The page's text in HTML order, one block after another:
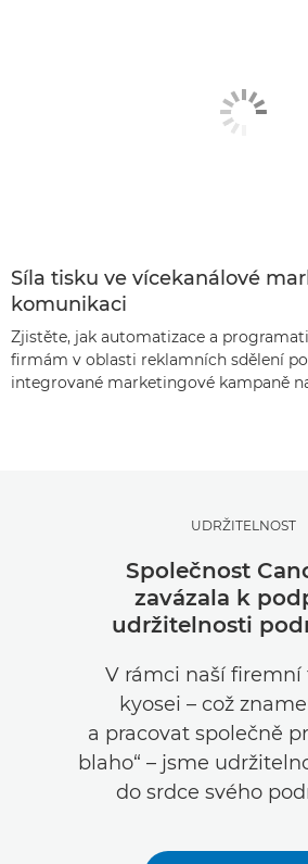
Síla tisku ve vícekanálové
komunikaci
Zjistěte, jak automatizace a
firmám v oblasti reklamních sdělení
integrované marketingové kampaně
UDRŽITELNOST
Společnost
zavázala k
udržitelnosti
V rámci naší firemní
kyosei – což
a pracovat společně
blaho“ – jsme
do srdce svého